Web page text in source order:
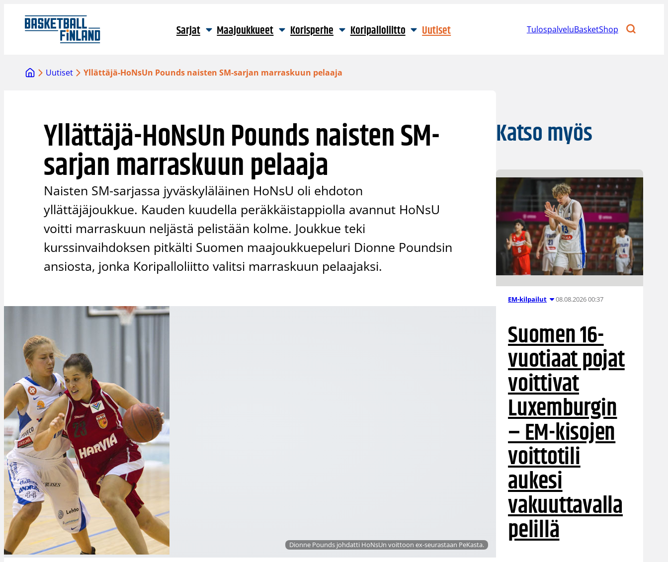
sisältöön
Sarjat Maajoukkueet Korisperhe Koripalloliitto Uutiset TulospalveluBasketShop
Uutiset Yllättäjä-HoNsUn Pounds naisten SM-sarjan marraskuun pelaaja
Yllättäjä-HoNsUn Pounds naisten SM-
sarjan marraskuun pelaaja
Naisten SM-sarjassa jyväskyläläinen HoNsU oli ehdoton
yllättäjäjoukkue. Kauden kuudella peräkkäistappiolla avannut HoNsU
voitti marraskuun neljästä pelistään kolme. Joukkue teki
kurssinvaihdoksen pitkälti Suomen maajoukkuepeluri Dionne Poundsin
ansiosta, jonka Koripalloliitto valitsi marraskuun pelaajaksi.
Dionne Pounds johdatti HoNsUn voittoon ex-seurastaan PeKasta.
Katso myös
EM-kilpailut 08.08.2026 00:37
Suomen 16-
vuotiaat pojat
voittivat
Luxemburgin
– EM-kisojen
voittotili
aukesi
vakuuttavalla
pelillä